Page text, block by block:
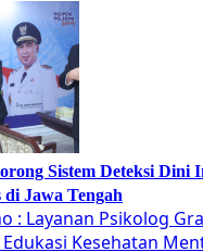
Sistem Deteksi Dini
Jawa Tengah